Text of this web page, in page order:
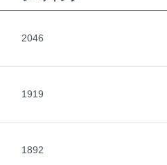
2046
1919
1892